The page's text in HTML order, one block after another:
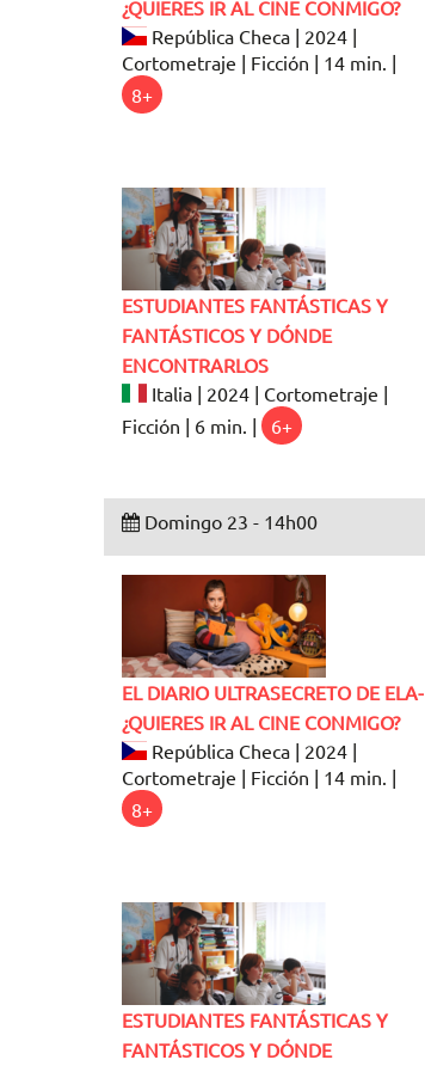
¿QUIERES IR AL CINE CONMIGO?
República Checa | 2024 |
Cortometraje | Ficción | 14 min. |
8+
ESTUDIANTES FANTÁSTICAS Y
FANTÁSTICOS Y DÓNDE
ENCONTRARLOS
Italia | 2024 | Cortometraje |
Ficción | 6 min. |
6+
Domingo 23 - 14h00
EL DIARIO ULTRASECRETO DE ELA-
¿QUIERES IR AL CINE CONMIGO?
República Checa | 2024 |
Cortometraje | Ficción | 14 min. |
8+
ESTUDIANTES FANTÁSTICAS Y
FANTÁSTICOS Y DÓNDE